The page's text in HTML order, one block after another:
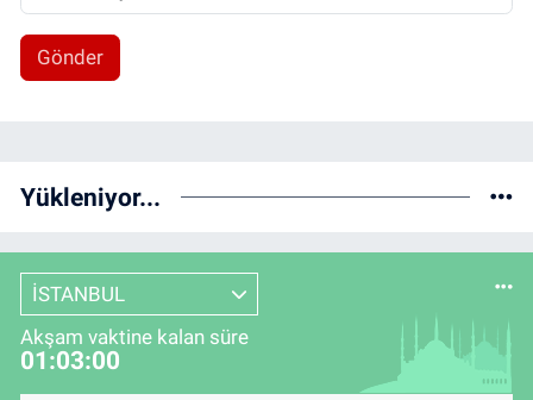
Gönder
Yükleniyor...
İSTANBUL
Akşam vaktine kalan süre
01:03:00